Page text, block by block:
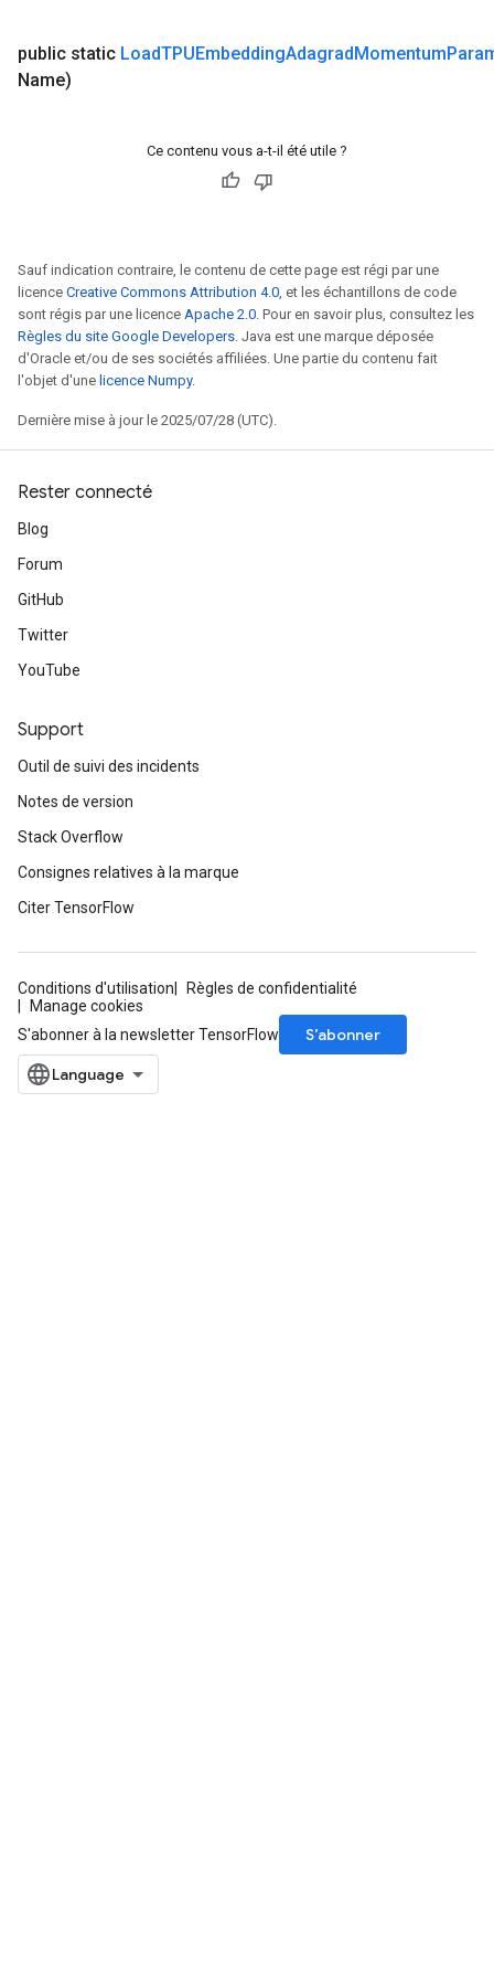
public static LoadTPUEmbeddingAdagradMomentum
Name)
Ce contenu vous a-t-il été utile ?
Sauf indication contraire, le contenu de cette page est régi par une
licence Creative Commons Attribution 4.0, et les échantillons de code
sont régis par une licence Apache 2.0. Pour en savoir plus, consultez les
Règles du site Google Developers. Java est une marque déposée
d'Oracle et/ou de ses sociétés affiliées. Une partie du contenu fait
l'objet d'une licence Numpy.
Dernière mise à jour le 2025/07/28 (UTC).
Rester connecté
Blog
Forum
GitHub
Twitter
YouTube
Support
Outil de suivi des incidents
Notes de version
Stack Overflow
Consignes relatives à la marque
Citer TensorFlow
Conditions d'utilisation
Règles de confidentialité
Manage cookies
S'abonner à la newsletter TensorFlow
S’abonner